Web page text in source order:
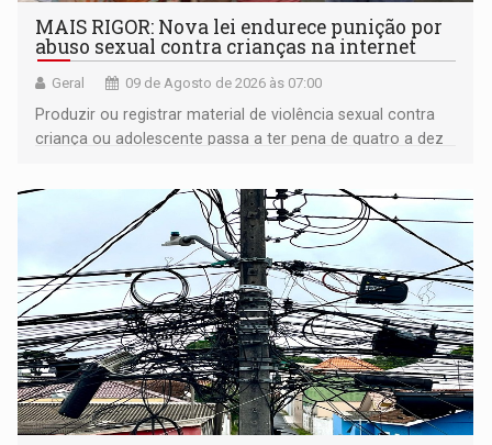
MAIS RIGOR: Nova lei endurece punição por
abuso sexual contra crianças na internet
Geral 09 de Agosto de 2026 às 07:00
Produzir ou registrar material de violência sexual contra
criança ou adolescente passa a ter pena de quatro a dez